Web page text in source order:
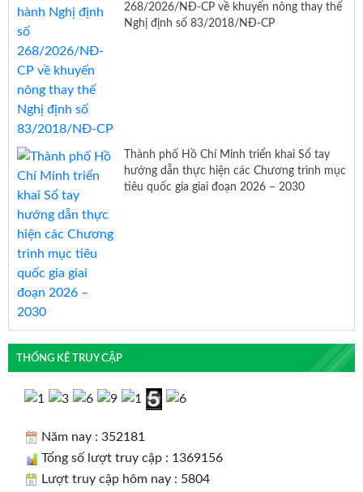
268/2026/NĐ-CP về khuyến nông thay thế
Nghị định số 83/2018/NĐ-CP
Thành phố Hồ Chí Minh triển khai Sổ tay
hướng dẫn thực hiện các Chương trình mục
tiêu quốc gia giai đoạn 2026 – 2030
THỐNG KÊ TRUY CẬP
Năm nay : 352181
Tổng số lượt truy cập : 1369156
Lượt truy cập hôm nay : 5804